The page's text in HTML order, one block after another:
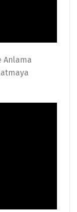
Anlama